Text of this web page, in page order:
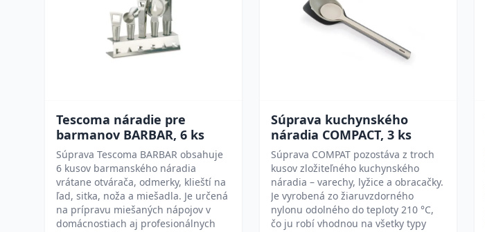
Tescoma náradie pre
barmanov BARBAR, 6 ks
Súprava Tescoma BARBAR obsahuje
6 kusov barmanského náradia
vrátane otvárača, odmerky, klieští na
ľad, sitka, noža a miešadla. Je určená
na prípravu miešaných nápojov v
domácnostiach aj profesionálnych
Súprava kuchynského
náradia COMPACT, 3 ks
Súprava COMPAT pozostáva z troch
kusov zložiteľného kuchynského
náradia – varechy, lyžice a obracačky.
Je vyrobená zo žiaruvzdorného
nylonu odolného do teploty 210 °C,
čo ju robí vhodnou na všetky typy